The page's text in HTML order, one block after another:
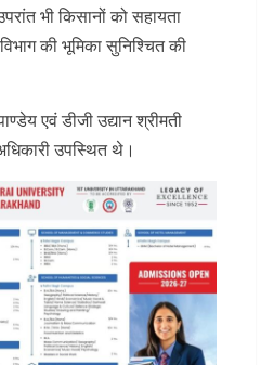
भी किसानों को सहायता
की भूमिका सुनिश्चित की
एवं डीजी उद्यान श्रीमती
उपस्थित थे।